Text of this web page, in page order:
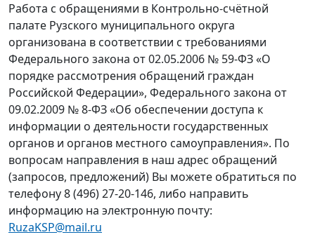
Работа с обращениями в Контрольно-счётной
палате Рузского муниципального округа
организована в соответствии с требованиями
Федерального закона от 02.05.2006 № 59-ФЗ «О
порядке рассмотрения обращений граждан
Российской Федерации», Федерального закона от
09.02.2009 № 8-ФЗ «Об обеспечении доступа к
информации о деятельности государственных
органов и органов местного самоуправления». По
вопросам направления в наш адрес обращений
(запросов, предложений) Вы можете обратиться по
телефону 8 (496) 27-20-146, либо направить
информацию на электронную почту:
RuzaKSP@mail.ru